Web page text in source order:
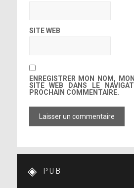
SITE WEB
ENREGISTRER MON NOM,
SITE WEB DANS LE
PROCHAIN COMMENTAIRE.
PUB